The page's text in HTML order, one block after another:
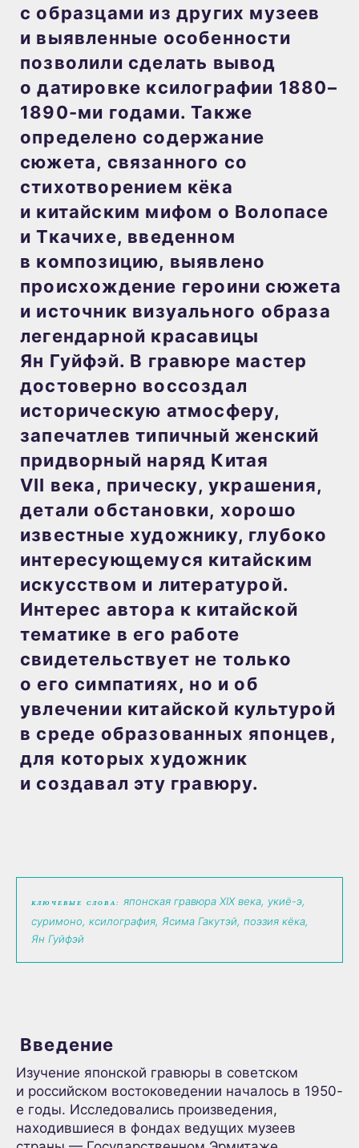
с образцами из других музеев
и выявленные особенности
позволили сделать вывод
о датировке ксилографии 1880–
1890-ми годами. Также
определено содержание
сюжета, связанного со
стихотворением кёка
и китайским мифом о Волопасе
и Ткачихе, введенном
в композицию, выявлено
происхождение героини сюжета
и источник визуального образа
легендарной красавицы
Ян Гуйфэй. В гравюре мастер
достоверно воссоздал
историческую атмосферу,
запечатлев типичный женский
придворный наряд Китая
VII века, прическу, украшения,
детали обстановки, хорошо
известные художнику, глубоко
интересующемуся китайским
искусством и литературой.
Интерес автора к китайской
тематике в его работе
свидетельствует не только
о его симпатиях, но и об
увлечении китайской культурой
в среде образованных японцев,
для которых художник
и создавал эту гравюру.
КЛЮЧЕВЫЕ СЛОВА:
японская гравюра XIX века, укиё-э,
суримоно, ксилография, Ясима Гакутэй, поэзия кёка,
Ян Гуйфэй
Введение
Изучение японской гравюры в советском
и российском востоковедении началось в 1950-
е годы. Исследовались произведения,
находившиеся в фондах ведущих музеев